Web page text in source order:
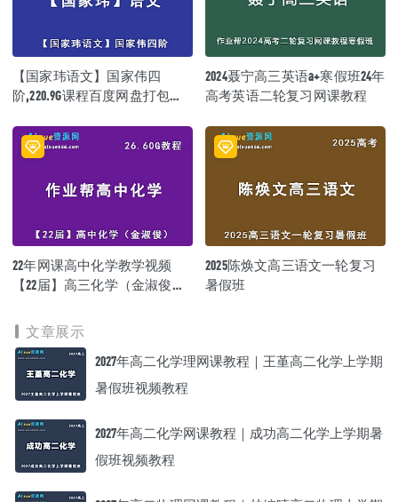
【国家玮语文】国家伟四
阶,220.9G课程百度网盘打包下
频
2024聂宁高三英语a+寒假班24年
高考英语二轮复习网课教程
22年网课高中化学教学视频
【22届】高三化学（金淑俊）
料百度网盘资源下载
2025陈焕文高三语文一轮复习
暑假班
文章展示
2027年高二化学理网课教程｜王堇高二化学上学期
暑假班视频教程
2027年高二化学网课教程｜成功高二化学上学期暑
假班视频教程